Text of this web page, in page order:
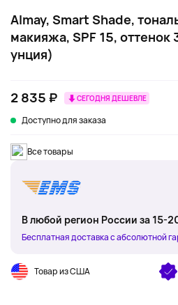
Almay, Smart Shade,
макияжа, SPF 15,
унция)
2 835 ₽ СЕГОДНЯ ДЕШЕВЛЕ
Доступно для заказа
Все товары
В любой регион России за 15-
Бесплатная доставка с абсолютной
Товар из США